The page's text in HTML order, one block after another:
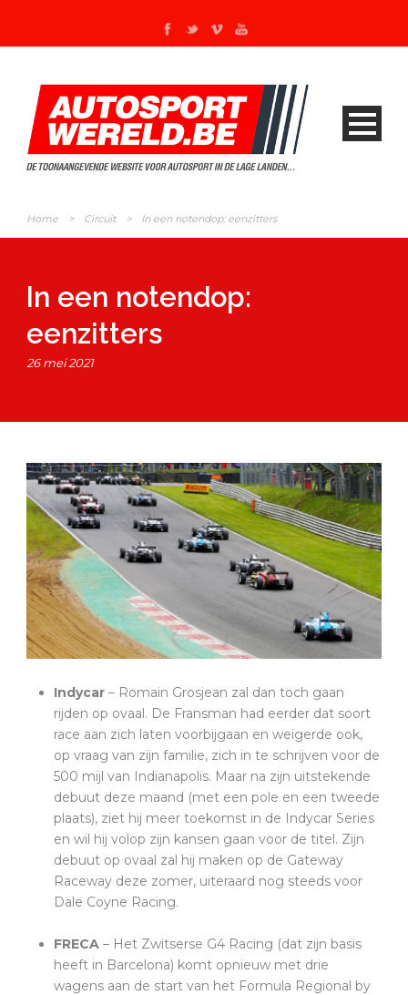
Home > Circuit > In een notendop: eenzitters
In een notendop:
eenzitters
26 mei 2021
Indycar – Romain Grosjean zal dan toch gaan
rijden op ovaal. De Fransman had eerder dat soort
race aan zich laten voorbijgaan en weigerde ook,
op vraag van zijn familie, zich in te schrijven voor de
500 mijl van Indianapolis. Maar na zijn uitstekende
debuut deze maand (met een pole en een tweede
plaats), ziet hij meer toekomst in de Indycar Series
en wil hij volop zijn kansen gaan voor de titel. Zijn
debuut op ovaal zal hij maken op de Gateway
Raceway deze zomer, uiteraard nog steeds voor
Dale Coyne Racing.
FRECA – Het Zwitserse G‍4 Racing (dat zijn basis
heeft in Barcelona) komt opnieuw met drie
wagens aan de start van het Formula Regional by